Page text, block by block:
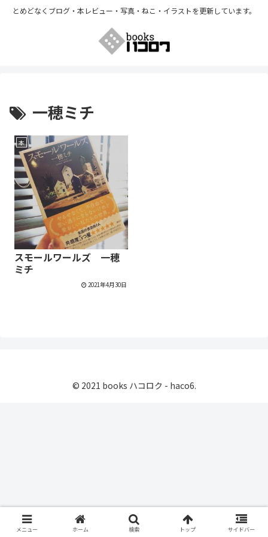
とめどなくブログ・本レビュー・写真・ねこ・イラストを更新しています。
一穂ミチ
本
スモールワールズ 一穂
ミチ
2021年4月30日
© 2021 books ハコロク - haco6.
メニュー ホーム 検索 トップ サイドバー